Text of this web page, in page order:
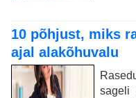
10 põhjust, miks
ajal alakõhuvalu
sageli